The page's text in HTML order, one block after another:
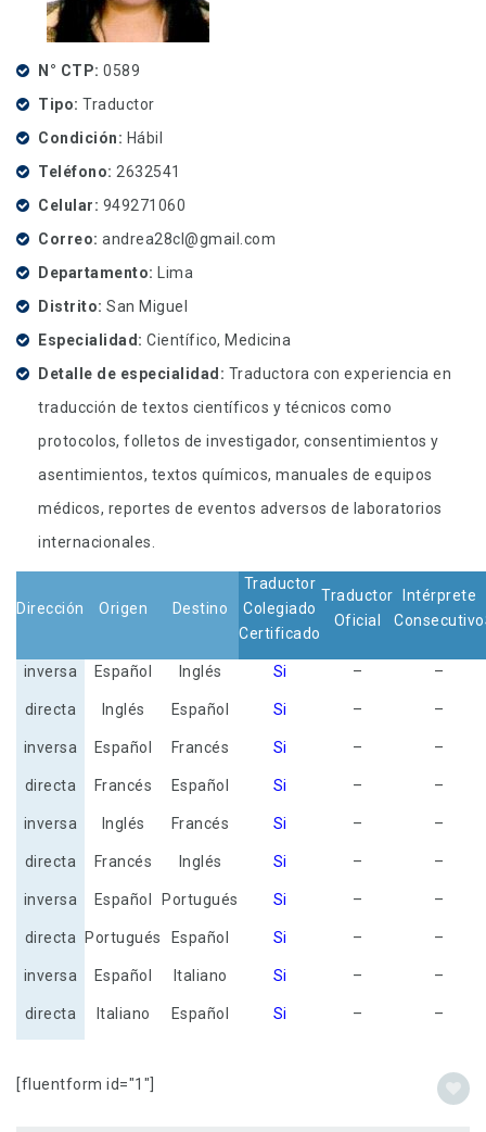
N° CTP 0589
Tipo Traductor
Condición
Hábil
Teléfono
2632541
Celular
949271060
Correo andrea28cl@gmail.com
Departamento Lima
Distrito San Miguel
Especialidad Científico, Medicina
Detalle de especialidad
Traductora con experiencia en
traducción de textos científicos y técnicos como
protocolos, folletos de investigador, consentimientos y
asentimientos, textos químicos, manuales de equipos
médicos, reportes de eventos adversos de laboratorios
internacionales.
Dirección Origen Destino
Traductor
Colegiado
Certificado
Traductor
Oficial
Intérprete
Consecutivo
inversa Español Inglés Si – –
directa Inglés Español Si – –
inversa Español Francés Si – –
directa Francés Español Si – –
inversa Inglés Francés Si – –
directa Francés Inglés Si – –
inversa Español Portugués Si – –
directa Portugués Español Si – –
inversa Español Italiano Si – –
directa Italiano Español Si – –
[fluentform id="1"]